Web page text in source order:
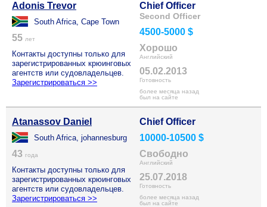
Adonis Trevor
South Africa, Cape Town
55 лет
Контакты доступны только для
зарегистрированных крюинговых
агентств или судовладельцев.
Зарегистрироваться >>
Chief Officer
Second Officer
4500-5000 $
Хорошо
Английский
05.02.2013
Готовность
более месяца назад
был на сайте
Atanassov Daniel
South Africa, johannesburg
43 года
Контакты доступны только для
зарегистрированных крюинговых
агентств или судовладельцев.
Зарегистрироваться >>
Chief Officer
10000-10500 $
Свободно
Английский
25.07.2018
Готовность
более месяца назад
был на сайте